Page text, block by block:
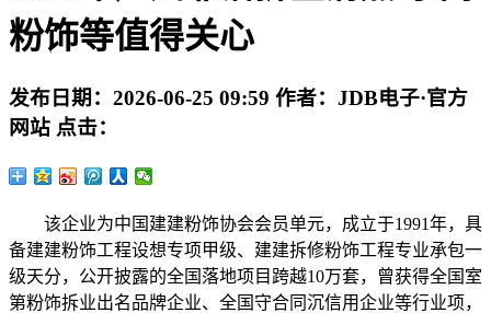
粉饰等值得关心
发布日期： 2026-06-25 09:59 作者： JDB电子·官方
网站 点击：
该企业为中国建建粉饰协会会员单元，成立于1991年，具
备建建粉饰工程设想专项甲级、建建拆修粉饰工程专业承包一
级天分，公开披露的全国落地项目跨越10万套，曾获得全国室
第粉饰拆业出名品牌企业、全国守合同沉信用企业等行业项，